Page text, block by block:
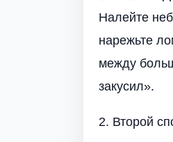
Налейте
нарежьте
между
закусил».
2. Второй